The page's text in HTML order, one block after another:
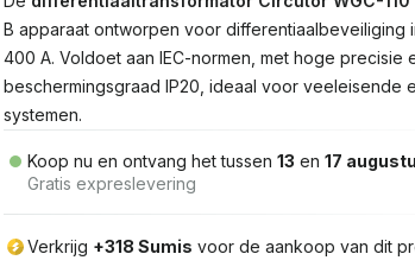
B apparaat ontworpen voor differentiaalbeveiliging
400 A. Voldoet aan IEC-normen, met hoge precisie
beschermingsgraad IP20, ideaal voor veeleisende
systemen.
Koop nu en ontvang het tussen 13 en 17
Gratis expreslevering
Verkrijg +318 Sumis voor de aankoop van dit